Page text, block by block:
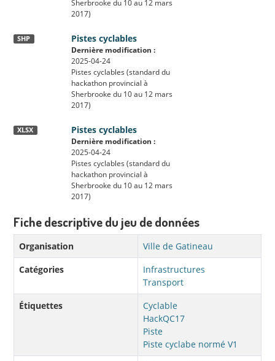
Sherbrooke du 10 au 12 mars
2017)
Pistes cyclables
SHP
Dernière modification :
2025-04-24
Pistes cyclables (standard du
hackathon provincial à
Sherbrooke du 10 au 12 mars
2017)
Pistes cyclables
XLSX
Dernière modification :
2025-04-24
Pistes cyclables (standard du
hackathon provincial à
Sherbrooke du 10 au 12 mars
2017)
Fiche descriptive du jeu de données
Organisation
Ville de Gatineau
Catégories
Infrastructures
Transport
Étiquettes
Cyclable
HackQC17
Piste
Piste cyclabe normé V1